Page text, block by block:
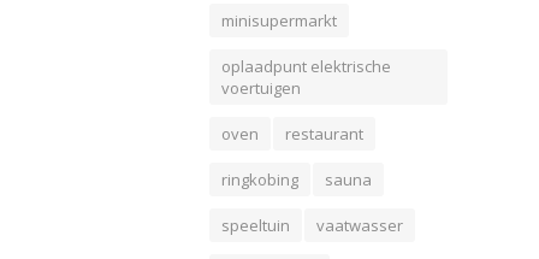
minisupermarkt
oplaadpunt elektrische
voertuigen
oven restaurant
ringkobing sauna
speeltuin vaatwasser